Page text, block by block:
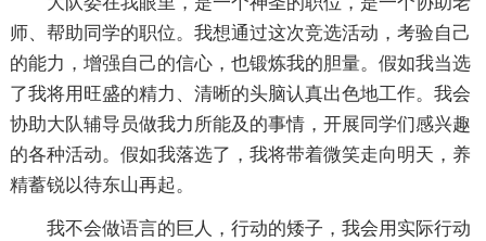
师、帮助同学的职位。我想通过这次竞选活动，考验自己
的能力，增强自己的信心，也锻炼我的胆量。假如我当选
了我将用旺盛的精力、清晰的头脑认真出色地工作。我会
协助大队辅导员做我力所能及的事情，开展同学们感兴趣
的各种活动。假如我落选了，我将带着微笑走向明天，养
精蓄锐以待东山再起。
我不会做语言的巨人，行动的矮子，我会用实际行动